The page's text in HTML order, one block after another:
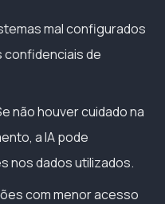
mal configurados
de
não houver cuidado na
a IA pode
nos dados utilizados.
com menor acesso